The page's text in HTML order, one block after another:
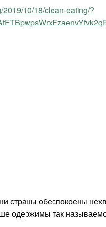
2019/10/18/clean-eating/?
страны обеспокоены
одержимы так